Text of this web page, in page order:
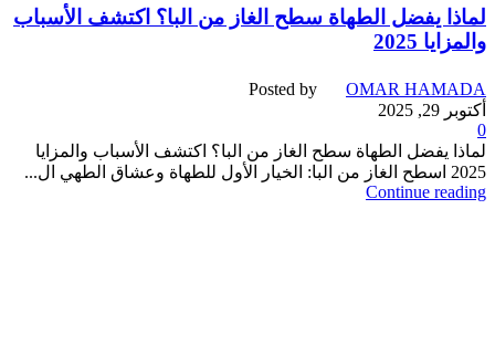
لماذا يفضل الطهاة سطح الغاز من البا؟ اكتشف الأسباب
والمزايا 2025
Posted by
OMAR HAMADA
أكتوبر 29, 2025
0
لماذا يفضل الطهاة سطح الغاز من البا؟ اكتشف الأسباب والمزايا
2025 اسطح الغاز من البا: الخيار الأول للطهاة وعشاق الطهي ال...
Continue reading